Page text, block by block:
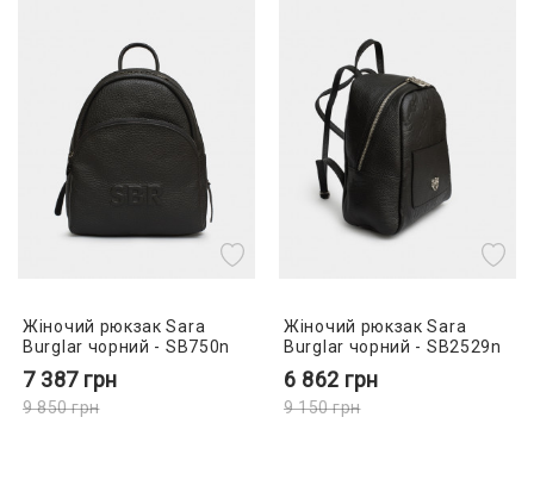
Жіночий рюкзак Sara
Burglar чорний - SB750n
7 387 грн
9 850грн
Жіночий рюкзак Sara
Burglar чорний - SB2529n
6 862 грн
9 150грн